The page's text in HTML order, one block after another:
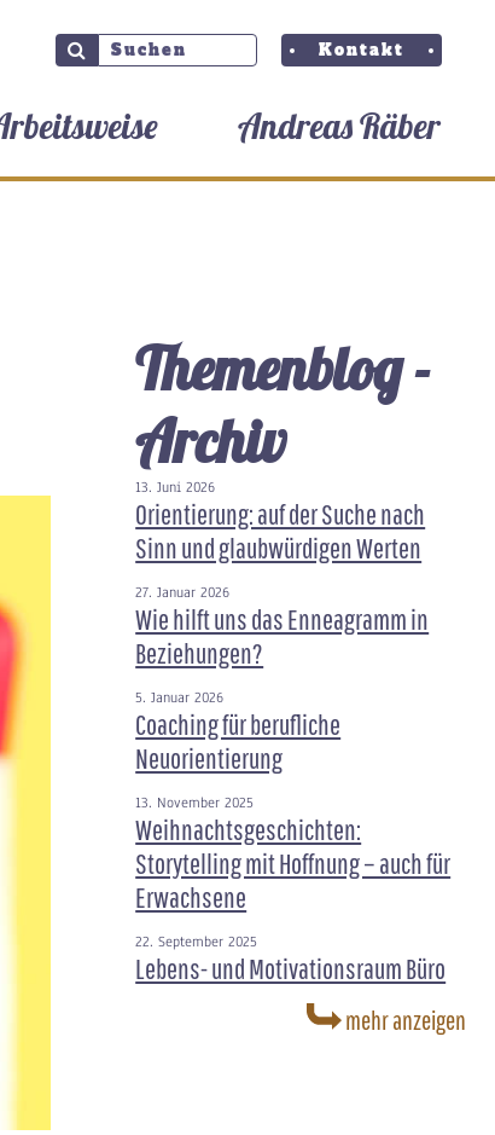
Kontakt
Andreas Räber
Themenblog -
Archiv
13. Juni 2026
Orientierung: auf der Suche nach
Sinn und glaubwürdigen Werten
27. Januar 2026
Wie hilft uns das Enneagramm in
Beziehungen?
5. Januar 2026
Coaching für berufliche
Neuorientierung
13. November 2025
Weihnachtsgeschichten:
Storytelling mit Hoffnung – auch für
Erwachsene
22. September 2025
Lebens- und Motivationsraum Büro
mehr anzeigen